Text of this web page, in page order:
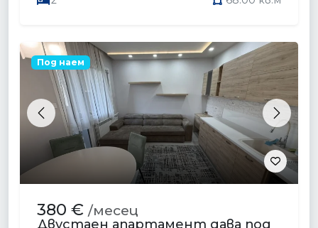
Previous Next
Под наем
380 € /месец
Двустаен апартамент дава под